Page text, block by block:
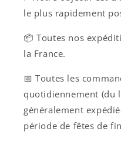
le plus rapidement
📦 Toutes nos
la France.
📅 Toutes les
quotidiennement (du
généralement
période de fêtes de